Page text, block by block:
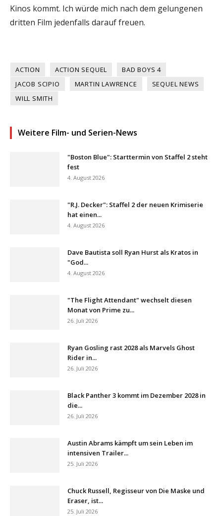
Kinos kommt. Ich würde mich nach dem gelungenen
dritten Film jedenfalls darauf freuen.
ACTION ACTION SEQUEL
BAD BOYS 4
JACOB SCIPIO
MARTIN LAWRENCE
SEQUEL NEWS
WILL SMITH
Weitere Film- und Serien-News
"Boston Blue": Starttermin von Staffel 2 steht
fest
4. August 2026
"R.J. Decker": Staffel 2 der neuen Krimiserie
hat einen...
4. August 2026
Dave Bautista soll Ryan Hurst als Kratos in
"God...
4. August 2026
"The Flight Attendant" wechselt diesen
Monat von Prime zu...
26. Juli 2026
Ryan Gosling rast 2028 als Marvels Ghost
Rider in...
26. Juli 2026
Black Panther 3 kommt im Dezember 2028 in
die...
26. Juli 2026
Austin Abrams kämpft um sein Leben im
intensiven Trailer...
25. Juli 2026
Chuck Russell, Regisseur von Die Maske und
Eraser, ist...
25. Juli 2026